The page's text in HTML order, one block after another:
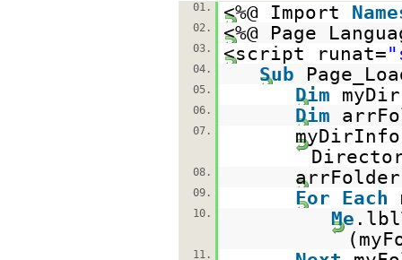
01. <%@ Import
02. <%@ Page
03. <script runat=
04. Sub
05. Dim
06. Dim
07.
08.
09. For Each
10. Me
11.